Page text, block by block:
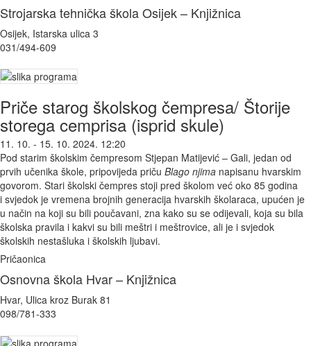
Strojarska tehnička škola Osijek – Knjižnica
Osijek, Istarska ulica 3
031/494-609
Priče starog školskog čempresa/ Štorije
storega cemprisa (isprid skule)
11. 10. - 15. 10. 2024. 12:20
Pod starim školskim čempresom Stjepan Matijević – Gali, jedan od
prvih učenika škole, pripovijeda priču Blago njima napisanu hvarskim
govorom. Stari školski čempres stoji pred školom već oko 85 godina
i svjedok je vremena brojnih generacija hvarskih školaraca, upućen je
u način na koji su bili poučavani, zna kako su se odijevali, koja su bila
školska pravila i kakvi su bili meštri i meštrovice, ali je i svjedok
školskih nestašluka i školskih ljubavi.
Pričaonica
Osnovna škola Hvar – Knjižnica
Hvar, Ulica kroz Burak 81
098/781-333